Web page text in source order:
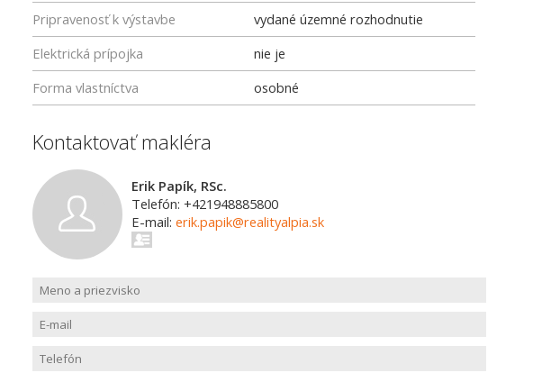
Pripravenosť k výstavbe
vydané územné rozhodnutie
Elektrická prípojka
nie je
Forma vlastníctva
osobné
Kontaktovať makléra
Erik Papík, RSc.
Telefón: +421948885800
E-mail: erik.papik@realityalpia.sk